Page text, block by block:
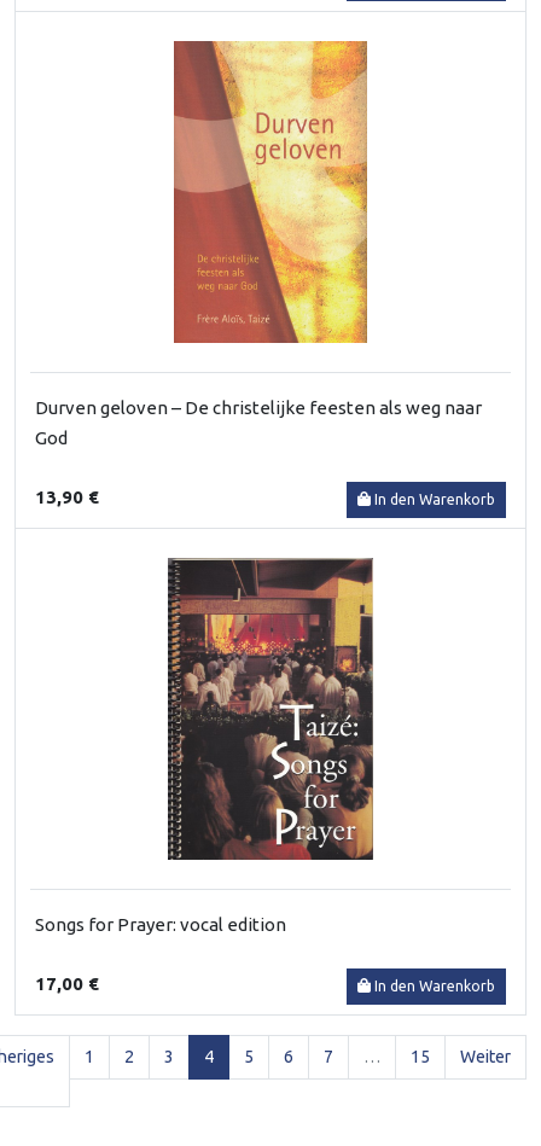
Durven geloven – De christelijke feesten als weg naar
God
13,90 € In den Warenkorb
Songs for Prayer: vocal edition
17,00 € In den Warenkorb
1 2 3 4(current)
5 6 7 … 15 Weiter